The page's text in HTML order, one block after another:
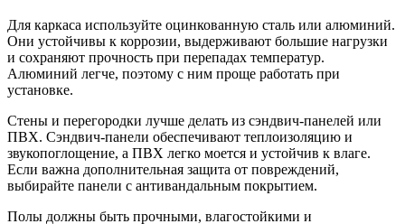
Для каркаса используйте оцинкованную сталь или алюминий.
Они устойчивы к коррозии, выдерживают большие нагрузки
и сохраняют прочность при перепадах температур.
Алюминий легче, поэтому с ним проще работать при
установке.
Стены и перегородки лучше делать из сэндвич-панелей или
ПВХ. Сэндвич-панели обеспечивают теплоизоляцию и
звукопоглощение, а ПВХ легко моется и устойчив к влаге.
Если важна дополнительная защита от повреждений,
выбирайте панели с антивандальным покрытием.
Полы должны быть прочными, влагостойкими и